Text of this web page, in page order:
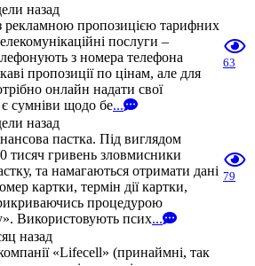
назад
рекламною пропозицією тарифних
послуги –
з номера телефона
пропозиції по цінам, але для
онлайн надати свої
сумніви щодо бе...
63
назад
пастка. Під виглядом
тисяч гривень зловмисники
та намагаються отримати дані
картки, термін дії картки,
процедурою
Використовують псих...
79
назад
«Lifecell» (принаймні, так